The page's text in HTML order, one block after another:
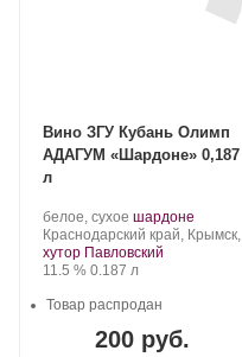
Вино ЗГУ Кубань Олимп
АДАГУМ «Шардоне» 0,187
л
Производитель:
Olymp
Winery.
белое, сухое .
Сорт
винограда:
шардоне
Регион:
Краснодарский край, Крымск,
хутор Павловский
Крепость
11.5 %. Объем
0.187 л
200 руб.
Товар распродан